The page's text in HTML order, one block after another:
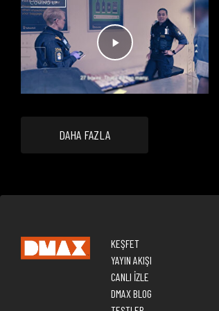
DAHA FAZLA
KEŞFET
YAYIN AKIŞI
CANLI İZLE
DMAX BLOG